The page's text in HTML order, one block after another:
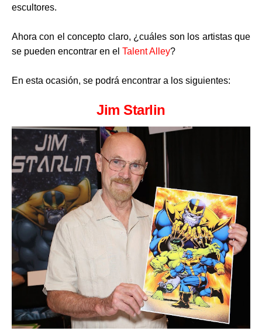
escultores.
Ahora con el concepto claro, ¿cuáles son los artistas que
se pueden encontrar en el Talent Alley?
En esta ocasión, se podrá encontrar a los siguientes:
Jim Starlin